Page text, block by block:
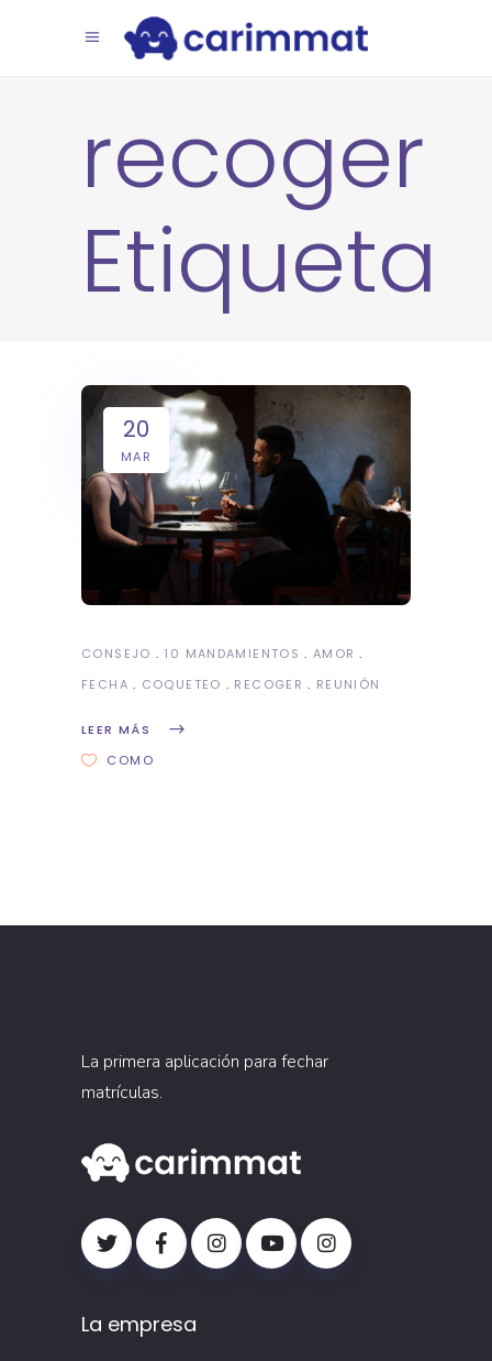
recoger
Etiqueta
20
MAR
CONSEJO 10 MANDAMIENTOS
AMOR
FECHA
COQUETEO RECOGER REUNIÓN
LEER MÁS
COMO
La primera aplicación para fechar
matrículas.
La empresa